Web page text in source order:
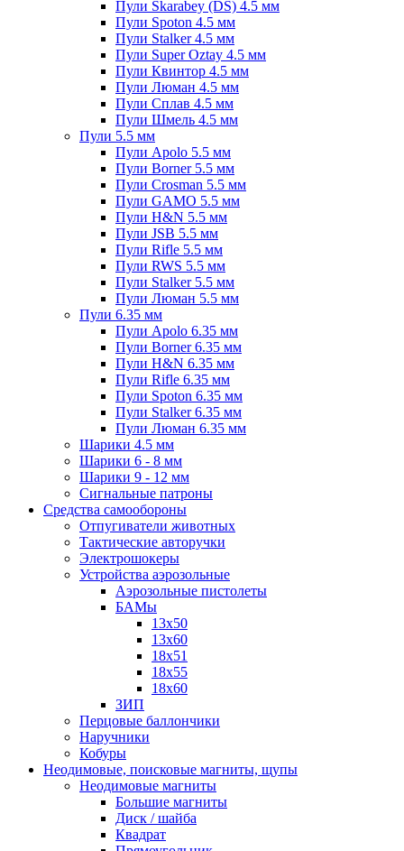
Пули Skarabey (DS) 4.5 мм
Пули Spoton 4.5 мм
Пули Stalker 4.5 мм
Пули Super Oztay 4.5 мм
Пули Квинтор 4.5 мм
Пули Люман 4.5 мм
Пули Сплав 4.5 мм
Пули Шмель 4.5 мм
Пули 5.5 мм
Пули Apolo 5.5 мм
Пули Borner 5.5 мм
Пули Crosman 5.5 мм
Пули GAMO 5.5 мм
Пули H&N 5.5 мм
Пули JSB 5.5 мм
Пули Rifle 5.5 мм
Пули RWS 5.5 мм
Пули Stalker 5.5 мм
Пули Люман 5.5 мм
Пули 6.35 мм
Пули Apolo 6.35 мм
Пули Borner 6.35 мм
Пули H&N 6.35 мм
Пули Rifle 6.35 мм
Пули Spoton 6.35 мм
Пули Stalker 6.35 мм
Пули Люман 6.35 мм
Шарики 4.5 мм
Шарики 6 - 8 мм
Шарики 9 - 12 мм
Сигнальные патроны
Средства самообороны
Отпугиватели животных
Тактические авторучки
Электрошокеры
Устройства аэрозольные
Аэрозольные пистолеты
БАМы
13х50
13х60
18х51
18х55
18х60
ЗИП
Перцовые баллончики
Наручники
Кобуры
Неодимовые, поисковые магниты, щупы
Неодимовые магниты
Большие магниты
Диск / шайба
Квадрат